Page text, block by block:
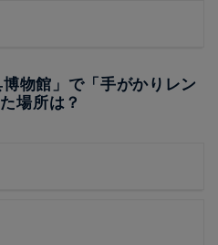
物館」で「手がかりレン
場所は？